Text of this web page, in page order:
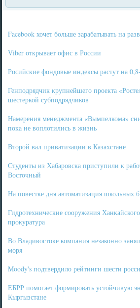
Facebook хочет больше зарабатывать на
Viber открывает офис в России
Росийские фондовые индексы растут на
Генподрядчик крупнейшего проекта
шестеркой субподрядчиков
Намерения менеджмента «Вымпелкома»
пока не воплотились в жизнь
Второй вал приватизации в Казахстане
Студенты из Хабаровска приступили к
Восточный
На повестке дня автоматизация школьных
Гидротехнические сооружения
прокуратура
Во Владивостоке компания незаконно
моря
Moody's подтвердило рейтинги шести
ЕБРР помогает формировать устойчивую
Кыргызстане